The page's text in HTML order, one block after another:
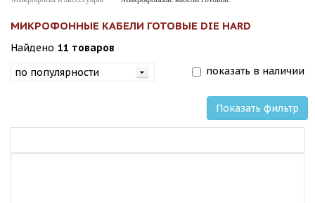
МИКРОФОННЫЕ КАБЕЛИ ГОТОВЫЕ DIE HARD
Найдено 11 товаров
показать в наличии
Показать фильтр